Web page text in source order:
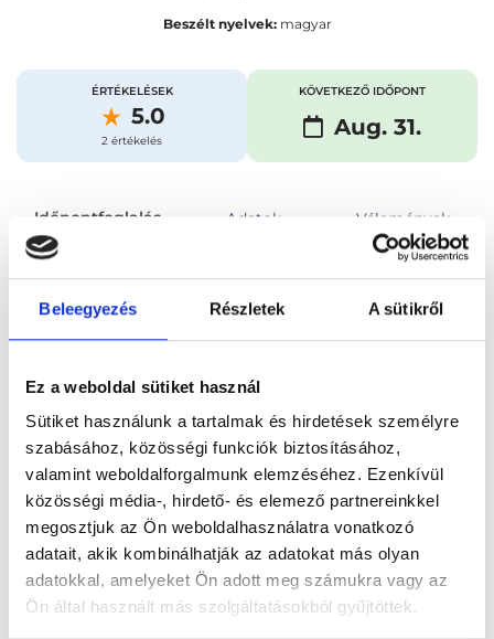
Beleegyezés Részletek A sütikről
Ez a weboldal sütiket használ
Sütiket használunk a tartalmak és hirdetések személyre
szabásához, közösségi funkciók biztosításához,
valamint weboldalforgalmunk elemzéséhez. Ezenkívül
közösségi média-, hirdető- és elemező partnereinkkel
megosztjuk az Ön weboldalhasználatra vonatkozó
adatait, akik kombinálhatják az adatokat más olyan
adatokkal, amelyeket Ön adott meg számukra vagy az
Ön által használt más szolgáltatásokból gyűjtöttek.
Beszélt nyelvek:magyar
ÉRTÉKELÉSEK
5.0
2 értékelés
KÖVETKEZŐ IDŐPONT
Aug. 31.
Időpontfoglalás Adatok Vélemények
Foglalj időpontot
Főoldal Orvosok Ortopédus
Ortopédus, Kaposvár Dr. Palka Gergely Sándor